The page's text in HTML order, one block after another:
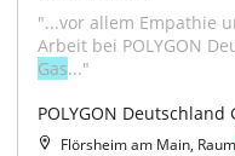
"...vor allem Empathie
Gas..."
POLYGON Deutschland
Flörsheim am Main, Raum